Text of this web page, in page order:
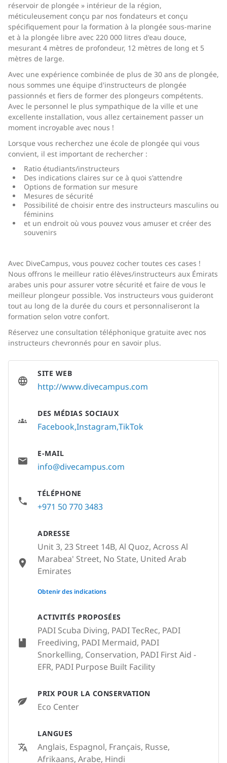
réservoir de plongée » intérieur de la région,
méticuleusement conçu par nos fondateurs et conçu
spécifiquement pour la formation à la plongée sous-marine
et à la plongée libre avec 220 000 litres d'eau douce,
mesurant 4 mètres de profondeur, 12 mètres de long et 5
mètres de large.
Avec une expérience combinée de plus de 30 ans de plongée,
nous sommes une équipe d'instructeurs de plongée
passionnés et fiers de former des plongeurs compétents.
Avec le personnel le plus sympathique de la ville et une
excellente installation, vous allez certainement passer un
moment incroyable avec nous !
Lorsque vous recherchez une école de plongée qui vous
convient, il est important de rechercher :
Ratio étudiants/instructeurs
Des indications claires sur ce à quoi s'attendre
Options de formation sur mesure
Mesures de sécurité
Possibilité de choisir entre des instructeurs masculins ou
féminins
et un endroit où vous pouvez vous amuser et créer des
souvenirs
Avec DiveCampus, vous pouvez cocher toutes ces cases !
Nous offrons le meilleur ratio élèves/instructeurs aux Émirats
arabes unis pour assurer votre sécurité et faire de vous le
meilleur plongeur possible. Vos instructeurs vous guideront
tout au long de la durée du cours et personnaliseront la
formation selon votre confort.
Réservez une consultation téléphonique gratuite avec nos
instructeurs chevronnés pour en savoir plus.
ACTIVITÉS PROPOSÉES
PADI Scuba Diving, PADI TecRec, PADI
Freediving, PADI Mermaid, PADI
Snorkelling, Conservation, PADI First Aid -
EFR, PADI Purpose Built Facility
PRIX POUR LA CONSERVATION
Eco Center
LANGUES
Anglais, Espagnol, Français, Russe,
Afrikaans, Arabe, Hindi
SITE WEB
http://www.divecampus.com
DES MÉDIAS SOCIAUX
FacebookInstagram TikTok
E-MAIL
info@divecampus.com
TÉLÉPHONE
+971 50 770 3483
ADRESSE
Unit 3, 23 Street 14B, Al Quoz, Across Al
Marabea' Street, No State, United Arab
Emirates
None
Obtenir des indications